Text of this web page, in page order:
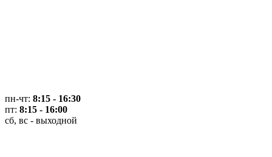
пн-чт: 8:15 - 16:30
пт: 8:15 - 16:00
сб, вс - выходной